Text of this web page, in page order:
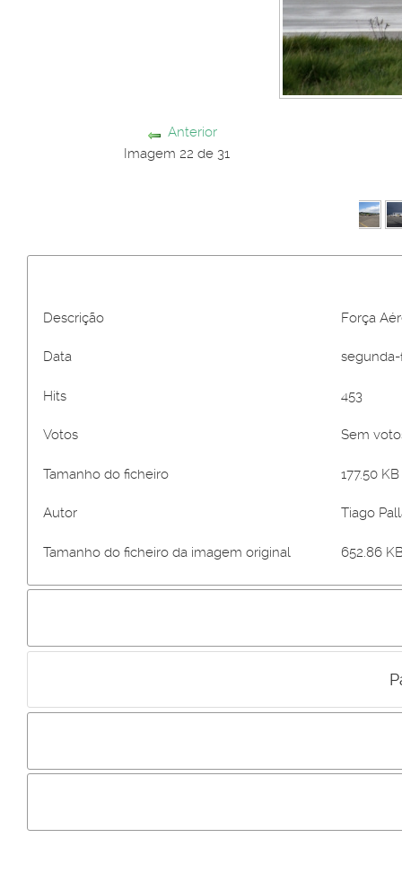
Anterior
Imagem 22 de 31
Descrição Força
Data segunda-
Hits 453
Votos Sem
Tamanho do ficheiro 177.50
Autor Tiago
Tamanho do ficheiro da imagem original 652.86
Incluir imagem :
Os
Primeiro autentique-se...